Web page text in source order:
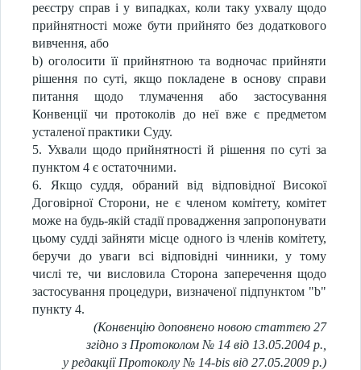
реєстру справ і у випадках, коли таку ухвалу щодо
прийнятності може бути прийнято без додаткового
вивчення, або
b) оголосити її прийнятною та водночас прийняти
рішення по суті, якщо покладене в основу справи
питання щодо тлумачення або застосування
Конвенції чи протоколів до неї вже є предметом
усталеної практики Суду.
5. Ухвали щодо прийнятності й рішення по суті за
пунктом 4 є остаточними.
6. Якщо суддя, обраний від відповідної Високої
Договірної Сторони, не є членом комітету, комітет
може на будь-якій стадії провадження запропонувати
цьому судді зайняти місце одного із членів комітету,
беручи до уваги всі відповідні чинники, у тому
числі те, чи висловила Сторона заперечення щодо
застосування процедури, визначеної підпунктом "b"
пункту 4.
(Конвенцію доповнено новою статтею 27
згідно з Протоколом № 14 від 13.05.2004 р.,
у редакції Протоколу № 14-bis від 27.05.2009 р.)